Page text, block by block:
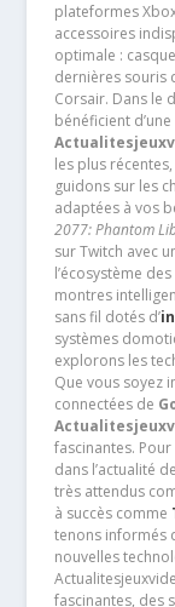
plateformes
accessoires
optimale :
dernières souris
Corsair. Dans le
bénéficient
les plus
guidons sur les
adaptées à vos
2077: Phantom
sur Twitch avec
l’écosystème
montres
sans fil dotés d’
systèmes
explorons les
Que vous soyez
connectées de
fascinantes.
dans l’actualité
très attendus
à succès comme
tenons informés
nouvelles
fascinantes, des